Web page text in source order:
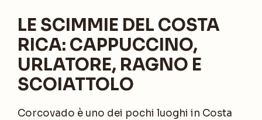
LE SCIMMIE DEL COSTA
RICA: CAPPUCCINO,
URLATORE, RAGNO E
SCOIATTOLO
Corcovado è uno dei pochi luoghi in Costa